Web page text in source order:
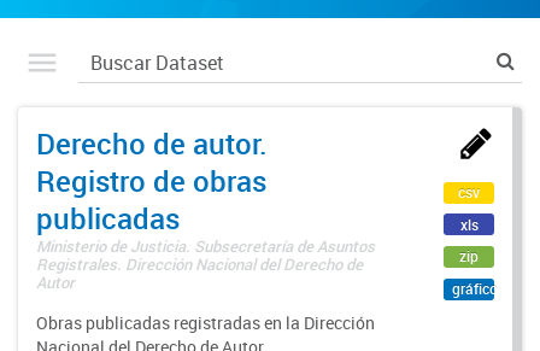
Derecho de autor.
Registro de obras
publicadas
Ministerio de Justicia. Subsecretaría de Asuntos
Registrales. Dirección Nacional del Derecho de
Autor
Obras publicadas registradas en la Dirección
csv
xls
zip
gráfico